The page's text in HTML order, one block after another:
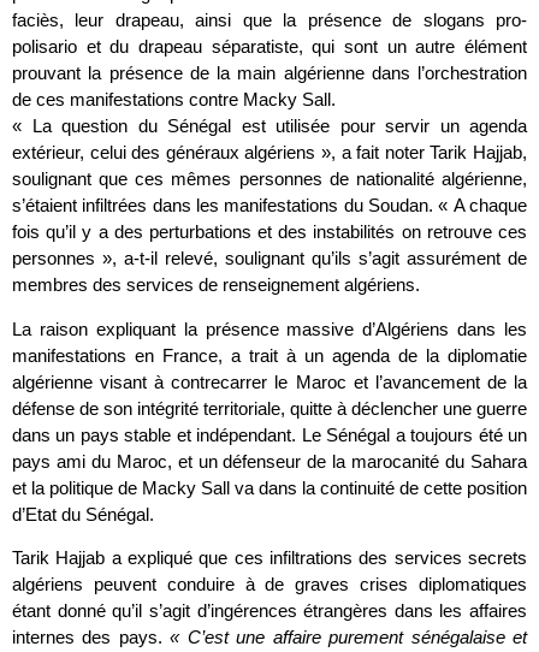
faciès, leur drapeau, ainsi que la présence de slogans pro-
polisario et du drapeau séparatiste, qui sont un autre élément
prouvant la présence de la main algérienne dans l’orchestration
de ces manifestations contre Macky Sall.
« La question du Sénégal est utilisée pour servir un agenda
extérieur, celui des généraux algériens », a fait noter Tarik Hajjab,
soulignant que ces mêmes personnes de nationalité algérienne,
s’étaient infiltrées dans les manifestations du Soudan. « A chaque
fois qu’il y a des perturbations et des instabilités on retrouve ces
personnes », a-t-il relevé, soulignant qu’ils s’agit assurément de
membres des services de renseignement algériens.
La raison expliquant la présence massive d’Algériens dans les
manifestations en France, a trait à un agenda de la diplomatie
algérienne visant à contrecarrer le Maroc et l’avancement de la
défense de son intégrité territoriale, quitte à déclencher une guerre
dans un pays stable et indépendant. Le Sénégal a toujours été un
pays ami du Maroc, et un défenseur de la marocanité du Sahara
et la politique de Macky Sall va dans la continuité de cette position
d’Etat du Sénégal.
Tarik Hajjab a expliqué que ces infiltrations des services secrets
algériens peuvent conduire à de graves crises diplomatiques
étant donné qu’il s’agit d’ingérences étrangères dans les affaires
internes des pays.« C’est une affaire purement sénégalaise et